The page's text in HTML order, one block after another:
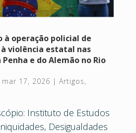
à operação policial de
violência estatal nas
e do Alemão no Rio
mar 17, 2026 | Artigos,
Instituto de Estudos
Desigualdades